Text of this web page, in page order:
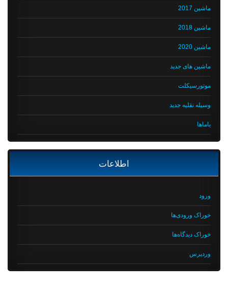
ماشین 2017
ماشین 2018
ماشین 2020
ماشین های جدید
موتورسیکلت
وسیله نقلیه جدید
یاماها
اطلاعات
ورود
خوراک ورودی‌ها
خوراک دیدگاه‌ها
وردپرس